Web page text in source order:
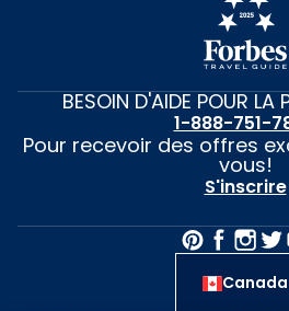
BESOIN D'AIDE POUR LA
1-888-751-
Pour recevoir des offres
vous!
S'inscrire
Canada